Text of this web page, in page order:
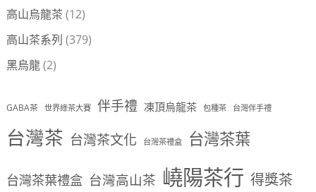
高山烏龍茶 (12)
高山茶系列 (379)
黑烏龍(2)
GABA茶 世界綠茶大賽 伴手禮 凍頂烏龍茶 包種茶 台灣伴手禮
台灣茶 台灣茶文化 台灣茶禮盒 台灣茶葉
台灣茶葉禮盒 台灣高山茶 嶢陽茶行 得獎茶